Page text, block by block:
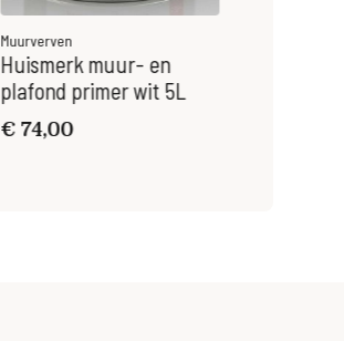
Muurverven
Huismerk muur- en
plafond primer wit 5L
€ 74,00